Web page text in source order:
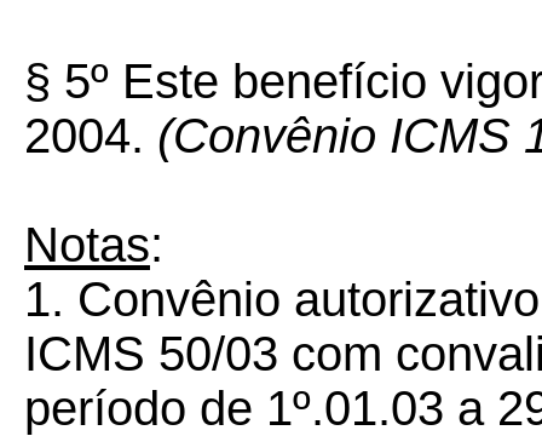
§ 5º Este benefício
2004. (Convênio ICMS
Notas:
1. Convênio
ICMS 50/03 com
período de 1º.01.03 a